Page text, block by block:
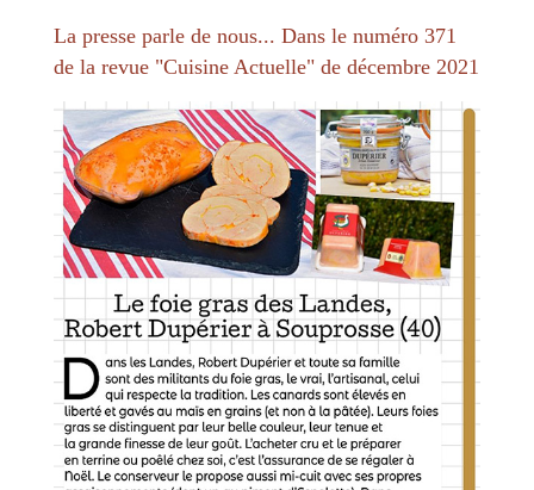
La presse parle de nous... Dans le numéro 371
de la revue "Cuisine Actuelle" de décembre 2021